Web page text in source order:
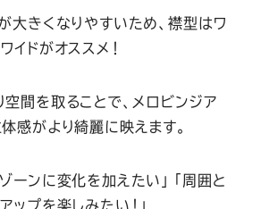
大きくなりやすいため、襟型はワ
イドがオススメ！
間を取ることで、メロビンジア
感がより綺麗に映えます。
ーンに変化を加えたい」「周囲と
ップを楽しみたい！」